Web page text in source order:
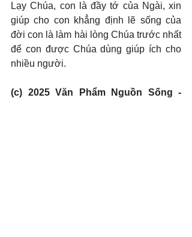
Lạy Chúa, con là đầy tớ của Ngài, xin
giúp cho con khẳng định lẽ sống của
đời con là làm hài lòng Chúa trước nhất
để con được Chúa dùng giúp ích cho
nhiều người.
(c) 2025 Văn Phẩm Nguồn Sống -